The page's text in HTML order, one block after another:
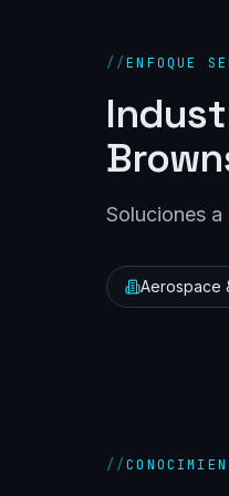
//ENFOQUE
Soluciones
Aerospace
//